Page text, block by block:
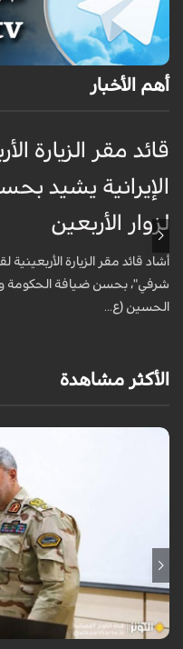
أهم الأخبار
قائد مقر الزيارة
الإيرانية يشيد
لزوار الأربعين
أشاد قائد مقر الزيارة الأربعينية
شرفي"، بحسن ضيافة الحكومة
الحسين (ع...
الأكثر مشاهدة
أكد قائد قوات حرس الحدود في قيادة
علي أكبر جاويدان، أن حدود